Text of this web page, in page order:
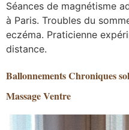
Séances de magnétisme
à Paris. Troubles du
eczéma. Praticienne
distance.
Ballonnements Chroniques
Massage Ventre